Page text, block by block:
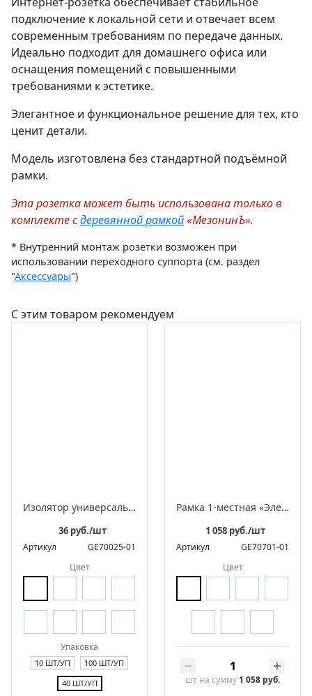
подключение к локальной сети и отвечает всем
современным требованиям по передаче данных.
Идеально подходит для домашнего офиса или
оснащения помещений с повышенными
требованиями к эстетике.
Элегантное и функциональное решение для тех, кто
ценит детали.
Модель изготовлена без стандартной подъёмной
рамки.
Эта розетка может быть использована только в
комплекте сдеревянной рамкой«МезонинЪ».
* Внутренний монтаж розетки возможен при
использовании переходного суппорта (см. раздел
"Аксессуары")
С этим товаром рекомендуем
Изолятор универсальный фарфоровый для 2-3 жильного провода
36 руб./шт
Артикул
GE70025-01
Цвет
Упаковка
10 ШТ/УП
100 ШТ/УП
40 ШТ/УП
Рамка 1-местная «Элегант»
1 058 руб./шт
Артикул
GE70701-01
Цвет
шт на сумму 1 058 руб.